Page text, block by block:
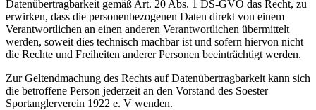
Datenübertragbarkeit gemäß Art. 20 Abs. 1 DS-GVO das Recht, zu
erwirken, dass die personenbezogenen Daten direkt von einem
Verantwortlichen an einen anderen Verantwortlichen übermittelt
werden, soweit dies technisch machbar ist und sofern hiervon nicht
die Rechte und Freiheiten anderer Personen beeinträchtigt werden.
Zur Geltendmachung des Rechts auf Datenübertragbarkeit kann sich
die betroffene Person jederzeit an den Vorstand des Soester
Sportanglerverein 1922 e. V wenden.